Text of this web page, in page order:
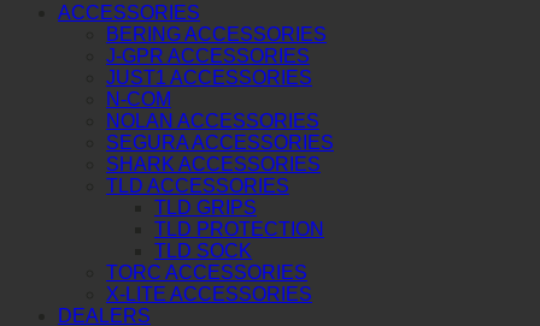
ACCESSORIES
BERING ACCESSORIES
J-GPR ACCESSORIES
JUST1 ACCESSORIES
N-COM
NOLAN ACCESSORIES
SEGURA ACCESSORIES
SHARK ACCESSORIES
TLD ACCESSORIES
TLD GRIPS
TLD PROTECTION
TLD SOCK
TORC ACCESSORIES
X-LITE ACCESSORIES
DEALERS